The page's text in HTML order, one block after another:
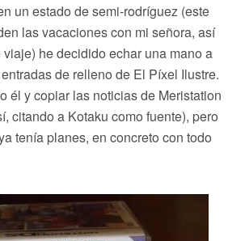
un estado de semi-rodríguez (este
las vacaciones con mi señora, así
he decidido echar una mano a
de relleno de El Píxel Ilustre.
él y copiar las noticias de Meristation
citando a Kotaku como fuente), pero
tenía planes, en concreto con todo